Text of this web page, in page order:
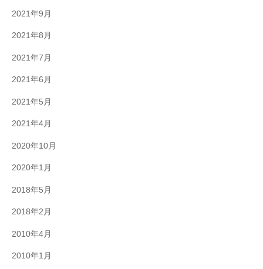
2021年9月
2021年8月
2021年7月
2021年6月
2021年5月
2021年4月
2020年10月
2020年1月
2018年5月
2018年2月
2010年4月
2010年1月